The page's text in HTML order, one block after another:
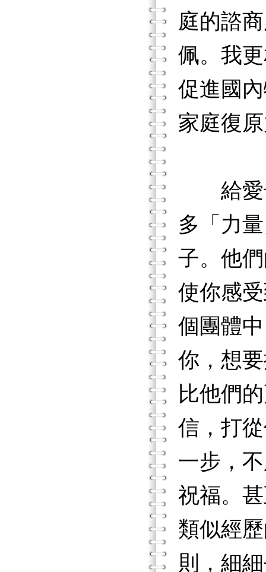
庭的諮
佩。我
促進國
家庭復
給愛奇
多「力
子。他
使你感
個團體
你，想
比他們
信，打
一步，
祝福。
類似經
則，細